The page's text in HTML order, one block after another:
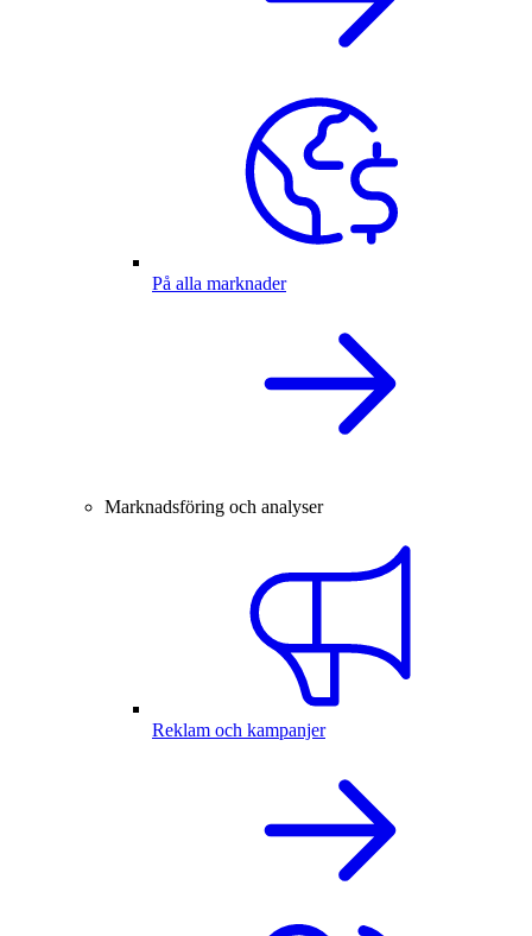
På alla marknader
Marknadsföring och analyser
Reklam och kampanjer